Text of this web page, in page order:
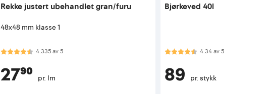
Rekke justert ubehandlet gran/furu
48x48 mm klasse 1
Karakter:4.3 av 5 mulige
4.335av5
27⁹⁰ pr. lm
Bjørkeved 40l
Karakter:4.3 av 5 mulige
4.34av5
89 pr. stykk